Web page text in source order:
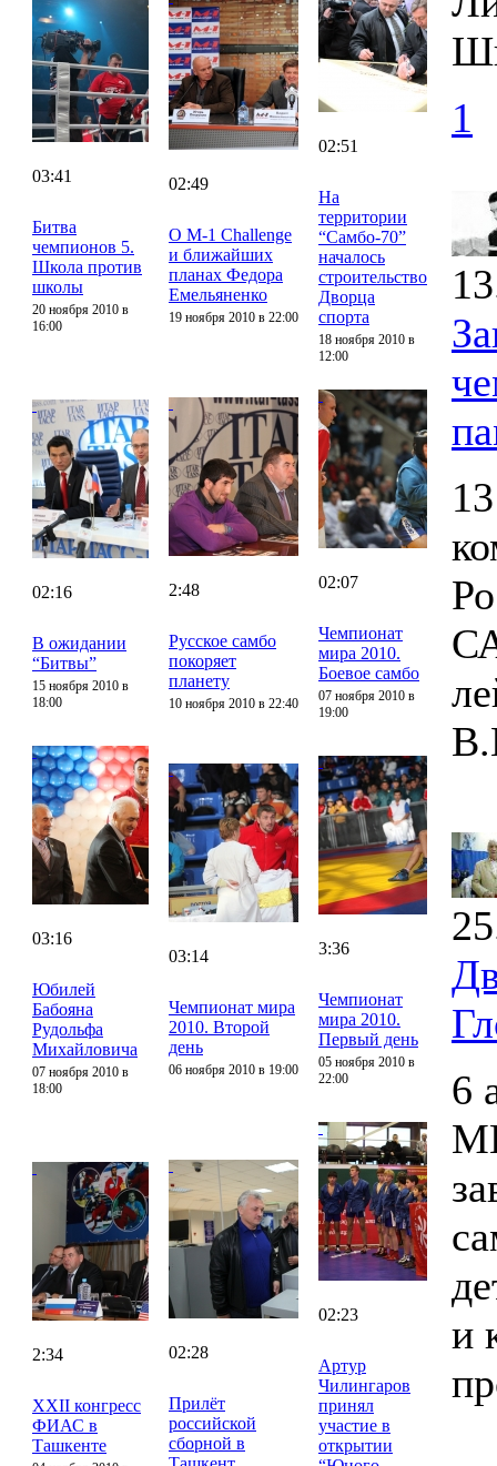
03:41
Битва
чемпионов 5.
Школа против
школы
20 ноября 2010 в
16:00
02:49
О M-1 Challenge
и ближайших
планах Федора
Емельяненко
19 ноября 2010 в 22:00
02:51
На
территории
“Самбо-70”
началось
строительство
Дворца
спорта
18 ноября 2010 в
12:00
02:16
В ожидании
“Битвы”
15 ноября 2010 в
18:00
2:48
Русское самбо
покоряет
планету
10 ноября 2010 в 22:40
02:07
Чемпионат
мира 2010.
Боевое самбо
07 ноября 2010 в
19:00
03:16
Юбилей
Бабояна
Рудольфа
Михайловича
07 ноября 2010 в
18:00
03:14
Чемпионат мира
2010. Второй
день
06 ноября 2010 в 19:00
3:36
Чемпионат
мира 2010.
Первый день
05 ноября 2010 в
22:00
2:34
XXII конгресс
ФИАС в
Ташкенте
02:28
Прилёт
российской
сборной в
02:23
Артур
Чилингаров
принял
участие в
открытии
1
6
и